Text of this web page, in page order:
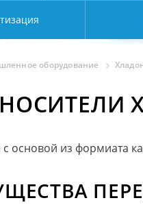
оборудование
основой из формиата